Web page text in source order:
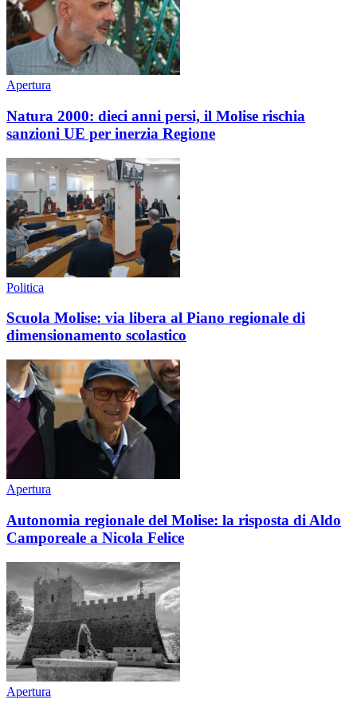
Apertura
Natura 2000: dieci anni persi, il Molise rischia
sanzioni UE per inerzia Regione
Politica
Scuola Molise: via libera al Piano regionale di
dimensionamento scolastico
Apertura
Autonomia regionale del Molise: la risposta di Aldo
Camporeale a Nicola Felice
Apertura